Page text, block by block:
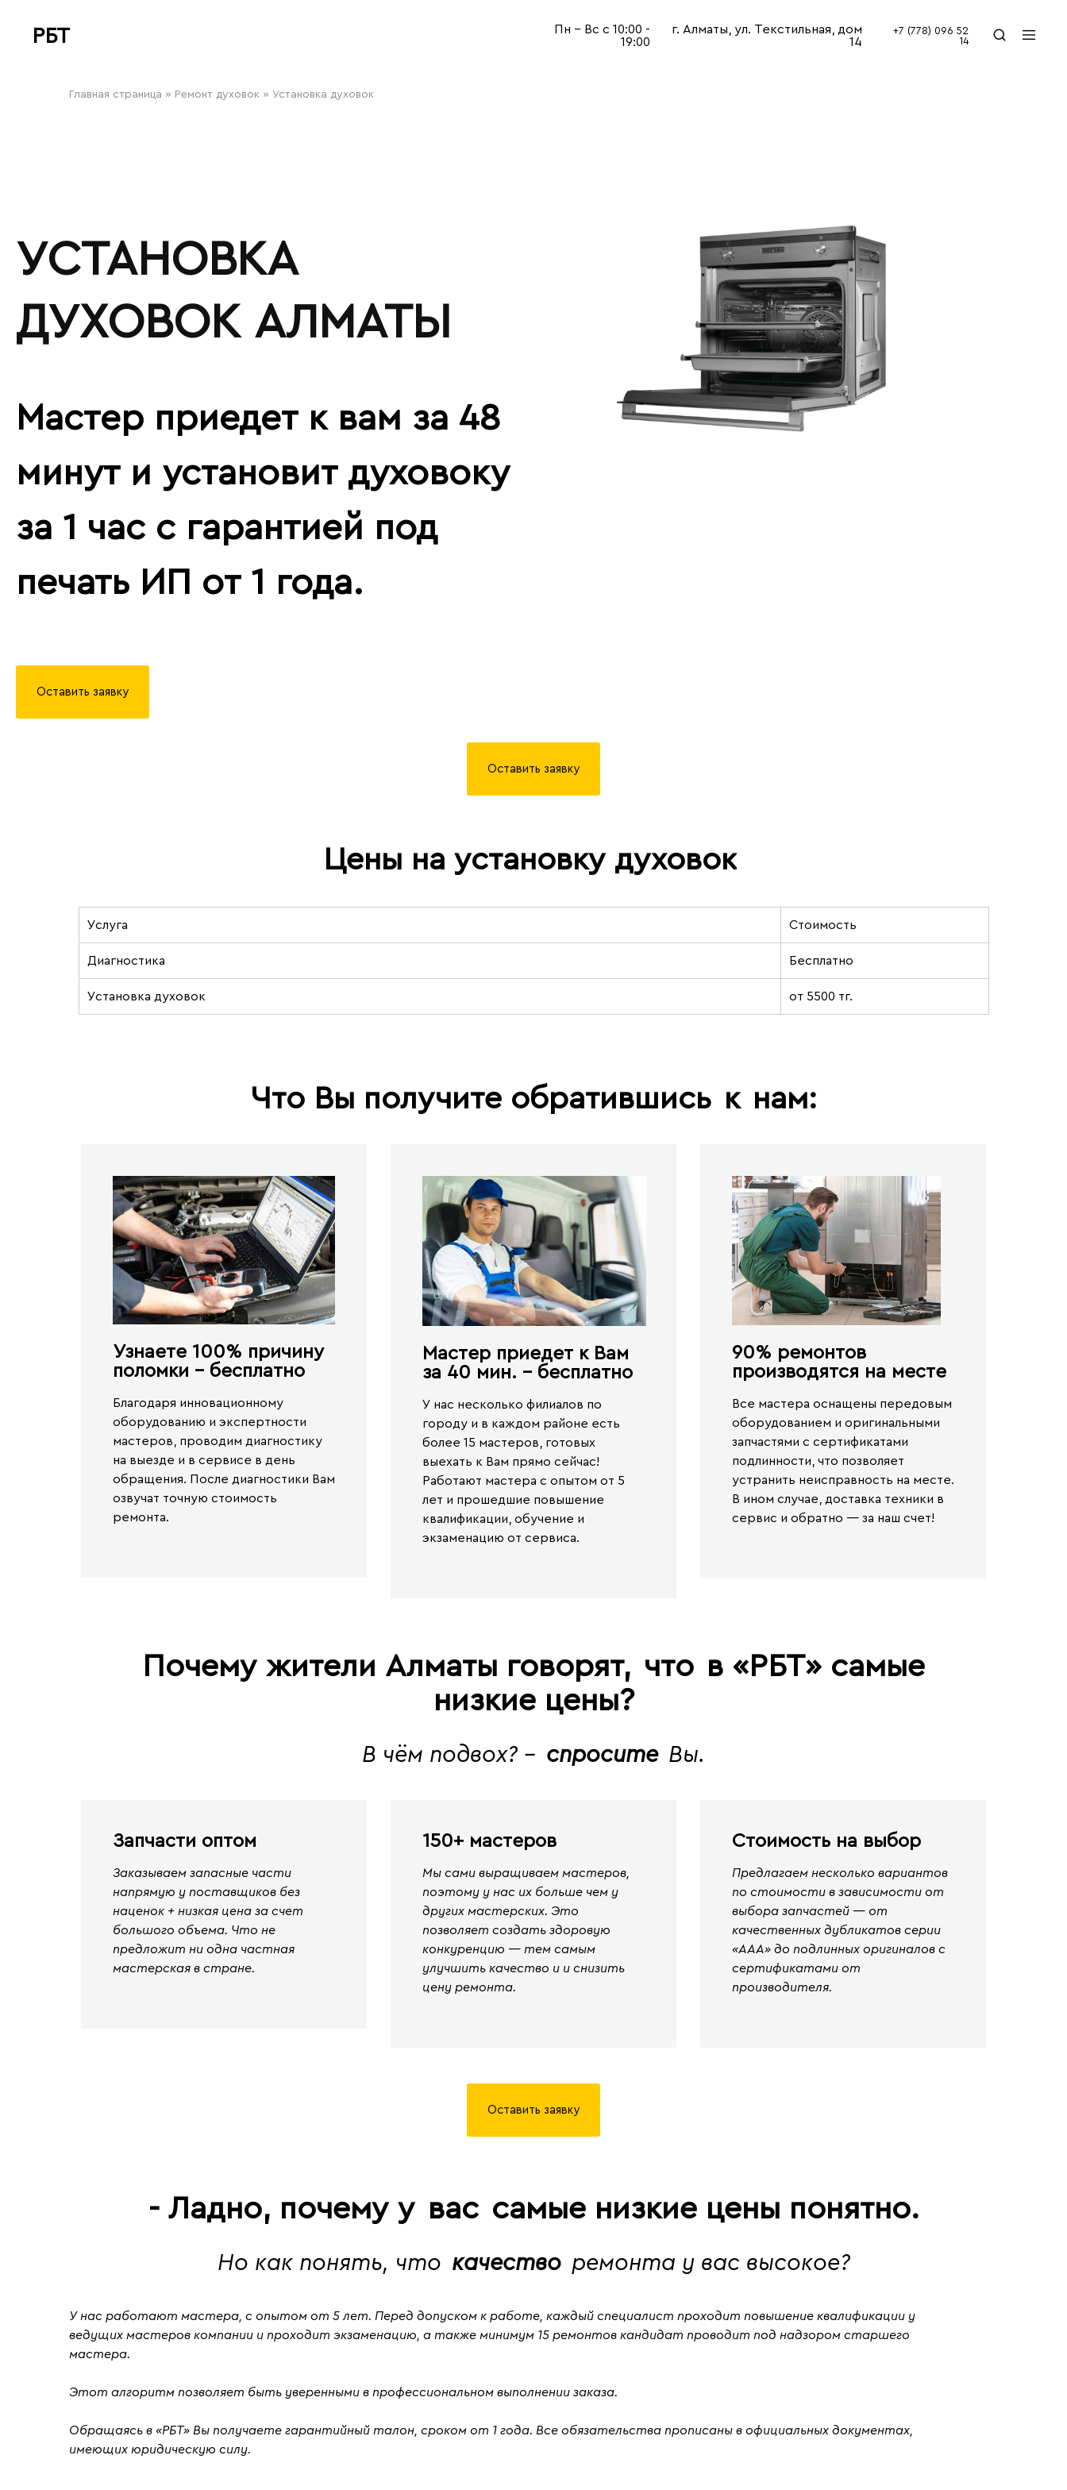
РБТ
bitovayatehnika
Пн - Вс с 10:00 -
19:00
г. Алматы, ул. Текстильная, дом
14
+7 (778) 096 52
14
Главная страница » Ремонт духовок » Установка духовок
УСТАНОВКА
ДУХОВОК АЛМАТЫ
Мастер приедет к вам за 48
минут и установит духовоку
за 1 час с гарантией под
печать ИП от 1 года.
Оставить заявку
Оставить заявку
Цены на установку духовок
Услуга Стоимость
Диагностика Бесплатно
Установка духовок от 5500 тг.
Что Вы получите обратившись к нам:
Узнаете 100% причину
поломки - бесплатно​
Благодаря инновационному
оборудованию и экспертности
мастеров, проводим диагностику
на выезде и в сервисе в день
обращения. После диагностики Вам
озвучат точную стоимость
ремонта.
Мастер приедет к Вам
за 40 мин. - бесплатно​
У нас несколько филиалов по
городу и в каждом районе есть
более 15 мастеров, готовых
выехать к Вам прямо сейчас!
Работают мастера с опытом от 5
лет и прошедшие повышение
квалификации, обучение и
экзаменацию от сервиса.
90% ремонтов
производятся на месте​
Все мастера оснащены передовым
оборудованием и оригинальными
запчастями с сертификатами
подлинности, что позволяет
устранить неисправность на месте.
В ином случае, доставка техники в
сервис и обратно — за наш счет!
Почему жители Алматы говорят, что в «РБТ» самые
низкие цены?
В чём подвох? - спросите Вы.
Запчасти оптом
Заказываем запасные части
напрямую у поставщиков без
наценок + низкая цена за счет
большого объема. Что не
предложит ни одна частная
мастерская в стране.
150+ мастеров
Мы сами выращиваем мастеров,
поэтому у нас их больше чем у
других мастерских. Это
позволяет создать здоровую
конкуренцию — тем самым
улучшить качество и и снизить
цену ремонта.
Стоимость на выбор
Предлагаем несколько вариантов
по стоимости в зависимости от
выбора запчастей — от
качественных дубликатов серии
«ААА» до подлинных оригиналов с
сертификатами от
производителя.
Оставить заявку
- Ладно, почему у вас самые низкие цены понятно.
Но как понять, что качество ремонта у вас высокое?
У нас работают мастера, с опытом от 5 лет. Перед допуском к работе, каждый специалист проходит повышение квалификации у
ведущих мастеров компании и проходит экзаменацию , а также минимум 15 ремонтов кандидат проводит под надзором старшего
мастера.
Этот алгоритм позволяет быть уверенными в профессиональном выполнении заказа.
Обращаясь в «РБТ» Вы получаете гарантийный талон, сроком от 1 года. Все обязательства прописаны в официальных документах,
имеющих юридическую силу.